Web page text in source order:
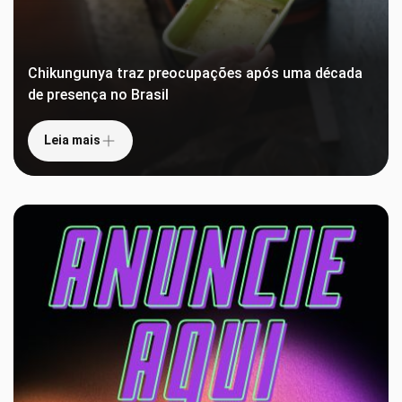
Chikungunya traz preocupações após uma década
de presença no Brasil
Leia mais